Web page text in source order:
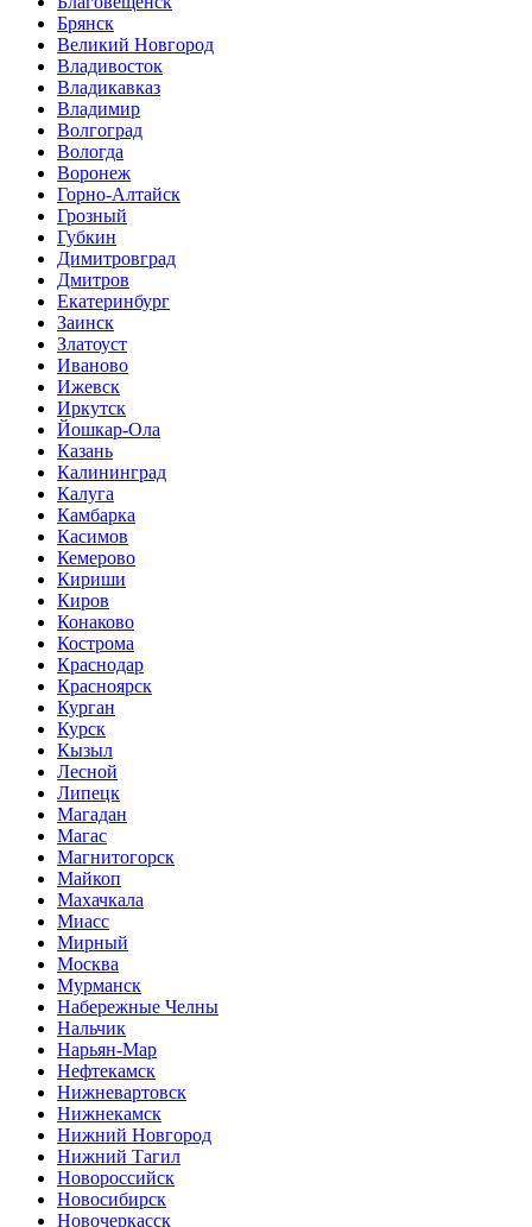
Брянск
Великий Новгород
Владивосток
Владикавказ
Владимир
Волгоград
Вологда
Воронеж
Горно-Алтайск
Грозный
Губкин
Димитровград
Дмитров
Екатеринбург
Заинск
Златоуст
Иваново
Ижевск
Иркутск
Йошкар-Ола
Казань
Калининград
Калуга
Камбарка
Касимов
Кемерово
Кириши
Киров
Конаково
Кострома
Краснодар
Красноярск
Курган
Курск
Кызыл
Лесной
Липецк
Магадан
Магас
Магнитогорск
Майкоп
Махачкала
Миасс
Мирный
Москва
Мурманск
Набережные Челны
Нальчик
Нарьян-Мар
Нефтекамск
Нижневартовск
Нижнекамск
Нижний Новгород
Нижний Тагил
Новороссийск
Новосибирск
Новочеркасск